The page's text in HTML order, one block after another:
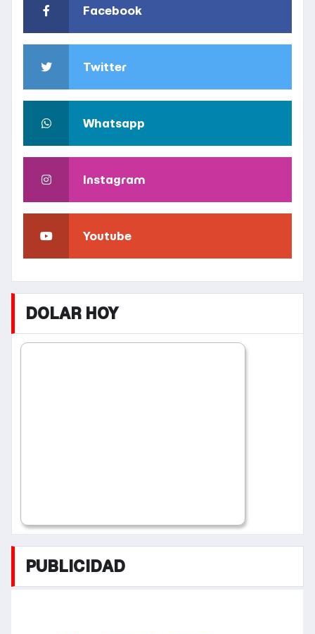
Facebook
Twitter
Whatsapp
Instagram
Youtube
DOLAR HOY
PUBLICIDAD